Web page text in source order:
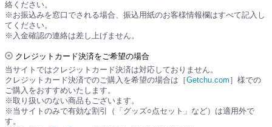
絡ください。
※お振込みを窓口でされる場合、振込用紙のお客様情報欄はすべて記入し
てください。
※入金確認の連絡は差し上げません。
クレジットカード決済をご希望の場合
当サイトではクレジットカード決済は対応しておりません。
クレジットカード決済でのご購入を希望の場合は［Getchu.com ］様での
ご購入をおすすめいたします。
※取り扱いのない商品もございます。
※当サイトのみで有効な割引（「グッズ○点セット」など）は適用外で
す。